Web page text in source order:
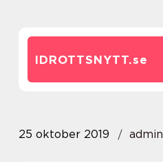
IDROTTSNYTT.se
25 oktober 2019 admin